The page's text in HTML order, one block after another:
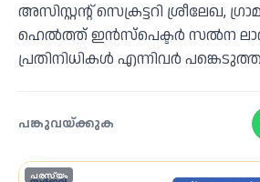
അസിസ്റ്റന്റ് സെക്രട്ടറി ശ്രീലേഖ,
ഹെൽത്ത് ഇൻസ്പെക്ടർ സൽന
പ്രതിനിധികൾ എന്നിവർ
പങ്കുവയ്ക്കുക
പരസ്യം